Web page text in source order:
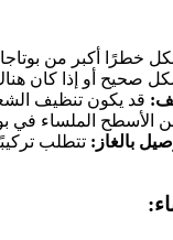
خطرًا أكبر من
صحيح أو إذا كان
قد يكون تنظيف
الأسطح الملساء في
بالغاز: تتطلب